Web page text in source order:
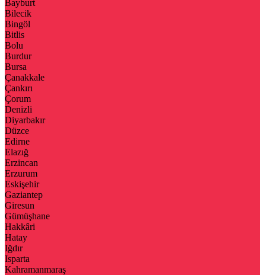
Bayburt
Bilecik
Bingöl
Bitlis
Bolu
Burdur
Bursa
Çanakkale
Çankırı
Çorum
Denizli
Diyarbakır
Düzce
Edirne
Elazığ
Erzincan
Erzurum
Eskişehir
Gaziantep
Giresun
Gümüşhane
Hakkâri
Hatay
Iğdır
Isparta
Kahramanmaraş